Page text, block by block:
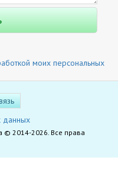
моих персональных
данных
© 2014-2026. Все права